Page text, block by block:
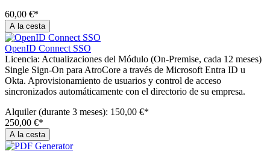
60,00 €*
A la cesta
OpenID Connect SSO
Licencia: Actualizaciones del Módulo (On-Premise, cada 12 meses)
Single Sign-On para AtroCore a través de Microsoft Entra ID u
Okta. Aprovisionamiento de usuarios y control de acceso
sincronizados automáticamente con el directorio de su empresa.
Alquiler (durante 3 meses): 150,00 €*
250,00 €*
A la cesta